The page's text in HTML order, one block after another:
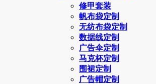
修甲套装
帆布袋定制
无纺布袋定制
数据线定制
广告伞定制
马克杯定制
围裙定制
广告帽定制